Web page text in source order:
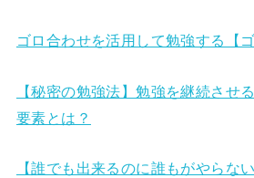
ゴロ合わせを活用して勉強する【
【秘密の勉強法】勉強を継続させ
要素とは？
【誰でも出来るのに誰もがやらな